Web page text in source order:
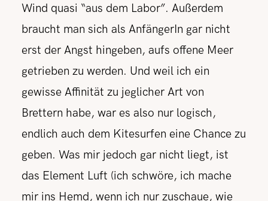
Wind quasi “aus dem Labor”. Außerdem
braucht man sich als AnfängerIn gar nicht
erst der Angst hingeben, aufs offene Meer
getrieben zu werden. Und weil ich ein
gewisse Affinität zu jeglicher Art von
Brettern habe, war es also nur logisch,
endlich auch dem Kitesurfen eine Chance zu
geben. Was mir jedoch gar nicht liegt, ist
das Element Luft (ich schwöre, ich mache
mir ins Hemd, wenn ich nur zuschaue, wie